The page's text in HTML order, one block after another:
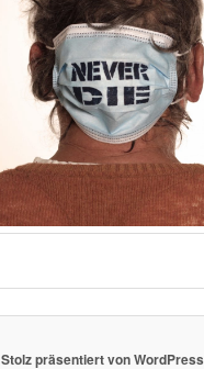
Stolz präsentiert von WordPress